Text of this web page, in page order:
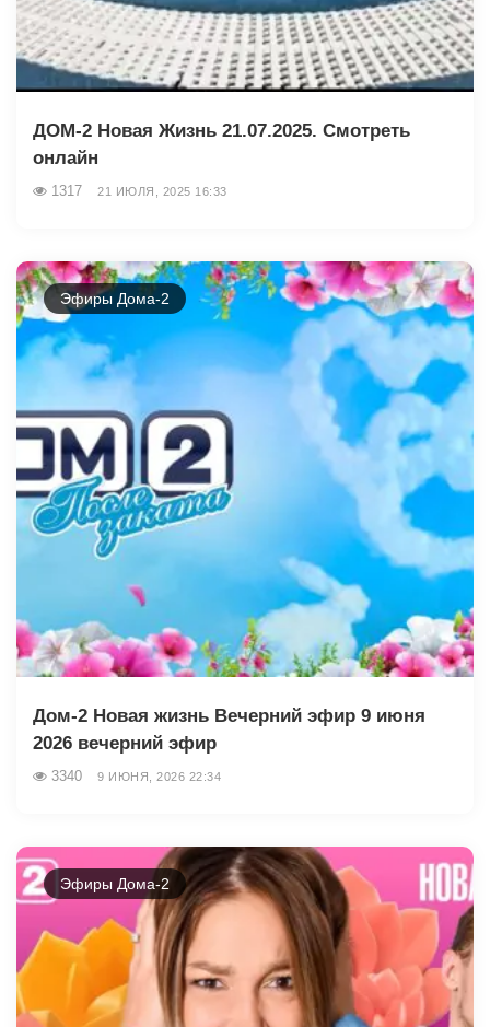
ДОМ-2 Новая Жизнь 21.07.2025. Смотреть
онлайн
1317 21 ИЮЛЯ, 2025 16:33
Эфиры Дома-2
Дом-2 Новая жизнь Вечерний эфир 9 июня
2026 вечерний эфир
3340 9 ИЮНЯ, 2026 22:34
Эфиры Дома-2